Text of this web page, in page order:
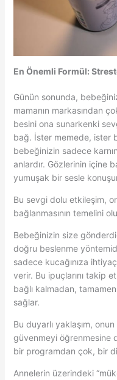
En Önemli Formül:
Günün sonunda,
mamanın markasından
besini ona sunarkenki
bağ. İster memede, ister
bebeğinizin sadece
anlardır. Gözlerinin içine
yumuşak bir sesle
Bu sevgi dolu etkileşim,
bağlanmasının temelini
Bebeğinizin size
doğru beslenme
sadece kucağınıza
verir. Bu ipuçlarını takip
bağlı kalmadan,
sağlar.
Bu duyarlı yaklaşım,
güvenmeyi öğrenmesine
bir programdan çok, bir
Annelerin üzerindeki